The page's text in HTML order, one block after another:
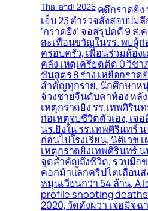
Thailand! 2026คดีกราดยิง
เจ็บ 23 ตำรวจสั่งสอบปม
‘กราดยิง’ จอสรุปคดี 9 ส.
สะเทือนขวัญในรร. พบผู้ก่
ครอบครัว, เพื่อนร่วมห้อง
คลั่ง เหตุเครียดติด 0 วิชา
ชันสูตร 8 ร่าง เหยื่อกราด
สำคัญทุกราย, นักศึกษาห
จ้วงชายจีนดับคาห้อง หลั
เหตุกราดยิง รร.เทพศิริน
ก่อเหตุจบชีวิตตัวเอง, เจ
นร.ยิงใน รร.เทพศิรินทร์
ก่อนไปโรงเรียน, นิติเวช
เหตุกราดยิงเทพศิรินทร์
จุดสำคัญถึงชีวิต, รวบมือข
คอกม้าแลกคริปโตเถื่อน
หมุนเวียนกว่า 54 ล้าน, A
profile shooting
2020, วัดดังผวา เจอมิจ